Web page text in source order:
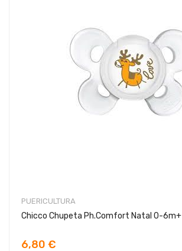
PUERICULTURA
Chicco Chupeta Ph.Comfort Natal 0-6m+
6,80 €